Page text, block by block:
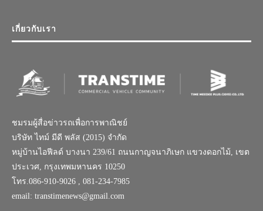
เกี่ยวกับเรา
ชมรมผู้สื่อข่าวรถเพื่อการพาณิชย์
บริษัท ไทม์ มีดี พลัส (2015) จำกัด
หมู่บ้านไอฟีลด์ บางนา 239/61 ถนนกาญจนาภิเษก แขวงดอกไม้, เขต
ประเวศ, กรุงเทพมหานคร 10250
โทร.086-910-9026 , 081-234-7985
email: transtimenews@gmail.com